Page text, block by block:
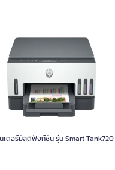
เตอร์มัลติฟังก์ชั่น รุ่น Smart Tank720